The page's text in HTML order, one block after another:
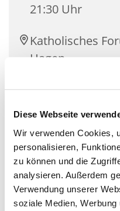
Diese Webseite
Wir verwenden Cookies,
personalisieren,
zu können und die
analysieren. Außerdem
Verwendung unserer
soziale Medien,
21:30 Uhr
Katholisches
Hagen
Martin Körner